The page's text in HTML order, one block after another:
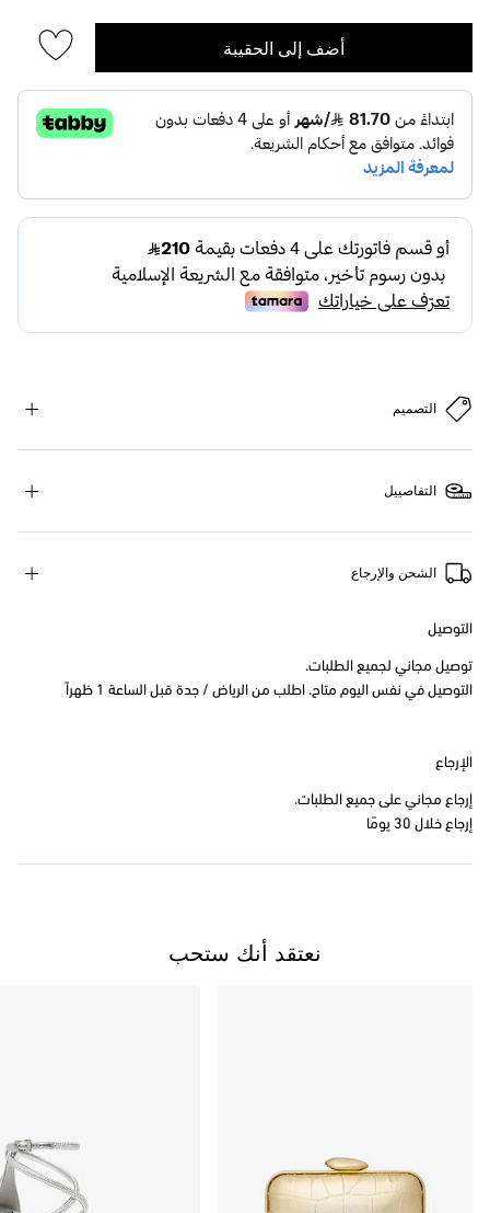
أضف إلى الحقيبة
التصميم
التفاصييل
الشحن والإرجاع
التوصيل
توصيل مجاني لجميع الطلبات.
التوصيل في نفس اليوم متاح. اطلب من الرياض / جدة قبل الساعة 1 ظهراً
الإرجاع
إرجاع مجاني على جميع الطلبات.
إرجاع خلال 30 يومًا
نعتقد أنك ستحب